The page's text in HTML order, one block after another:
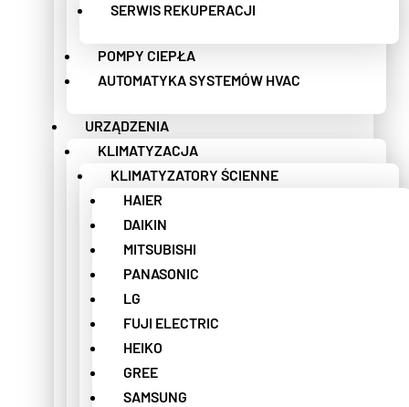
SERWIS REKUPERACJI
POMPY CIEPŁA
AUTOMATYKA SYSTEMÓW HVAC
URZĄDZENIA
KLIMATYZACJA
KLIMATYZATORY ŚCIENNE
HAIER
DAIKIN
MITSUBISHI
PANASONIC
LG
FUJI ELECTRIC
HEIKO
GREE
SAMSUNG